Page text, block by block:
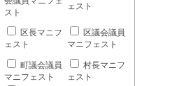
スト
ェスト
区長マニフ
ェスト
区議会議員
マニフェスト
町議会議員
マニフェスト
村長マニフ
ェスト